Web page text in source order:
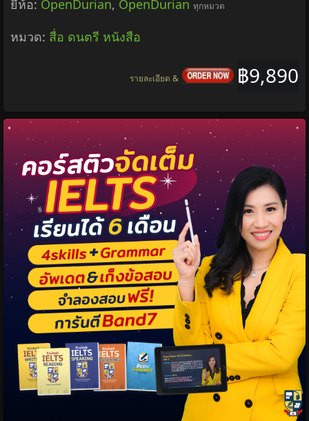
ยี่ห้อ: OpenDurian, OpenDurian ทุกหมวด
หมวด: สื่อ ดนตรี หนังสือ
฿9,890
รายละเอียด &